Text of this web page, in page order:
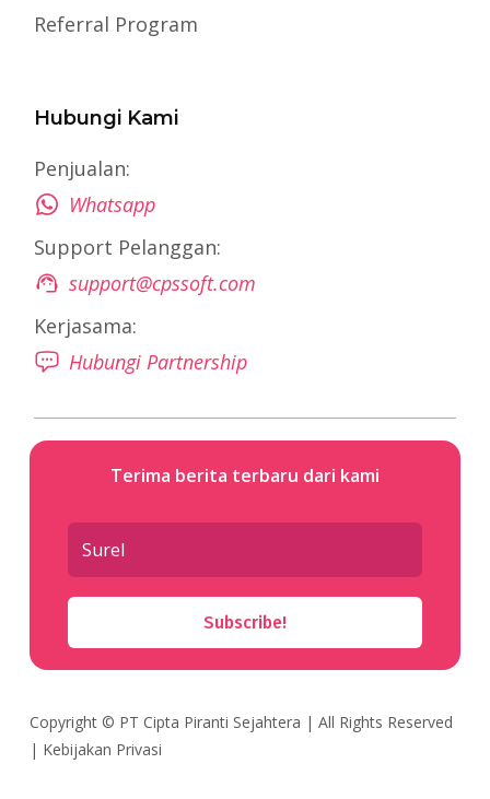
Referral Program
Hubungi Kami
Penjualan:
Whatsapp
Support Pelanggan:
support@cpssoft.com
Kerjasama:
Hubungi Partnership
Terima berita terbaru dari kami
Subscribe!
Copyright © PT Cipta Piranti Sejahtera | All Rights Reserved
| Kebijakan Privasi